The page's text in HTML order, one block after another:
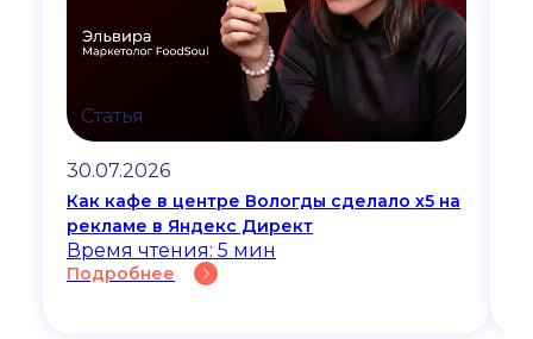
Статья
30.07.2026
Как кафе в центре Вологды сделало х5 на
рекламе в Яндекс Директ
Время чтения: 5 мин
Подробнее